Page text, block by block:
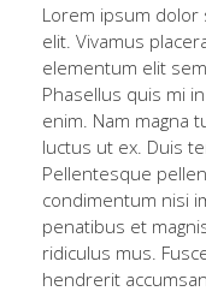
Lorem ipsum dolor
elit. Vivamus
elementum elit
Phasellus quis mi
enim. Nam magna
luctus ut ex. Duis
Pellentesque
condimentum nisi
penatibus et
ridiculus mus.
hendrerit